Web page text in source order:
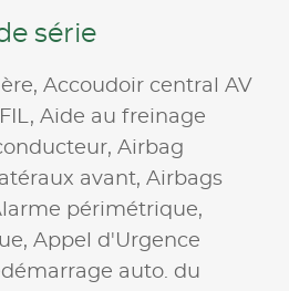
série
Accoudoir central AV
Aide au freinage
Airbag
avant, Airbags
périmétrique,
Appel d'Urgence
auto. du